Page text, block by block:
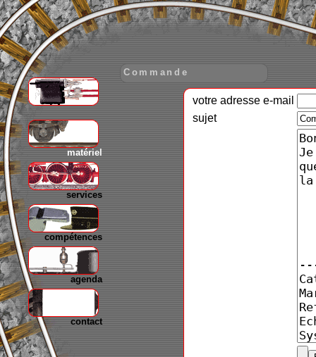
matériel
services
compétences
agenda
contact
Commande
votre adresse e-mail
sujet